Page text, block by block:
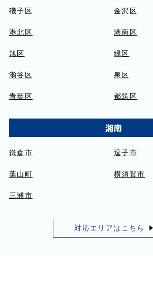
磯子区 金沢区
港北区 港南区
旭区 緑区
瀬谷区 泉区
青葉区 都筑区
湘南
鎌倉市 逗子市
葉山町 横須賀市
三浦市
対応エリアはこちら